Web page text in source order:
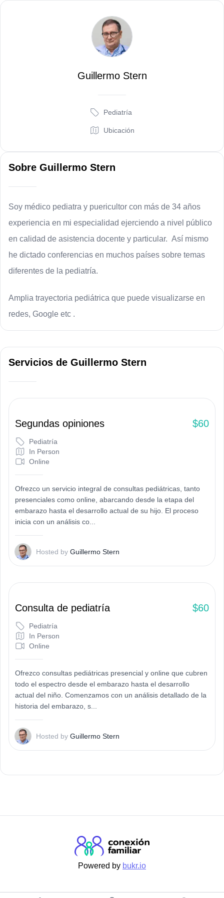
G
Guillermo Stern
Pediatría
Ubicación
Sobre Guillermo Stern
Soy médico pediatra y puericultor con más de 34 años
experiencia en mi especialidad ejerciendo a nivel público
en calidad de asistencia docente y particular. Así mismo
he dictado conferencias en muchos países sobre temas
diferentes de la pediatría.
Amplia trayectoria pediátrica que puede visualizarse en
redes, Google etc .
Servicios de Guillermo Stern
Segundas opiniones $60
Pediatría
In Person
Online
Ofrezco un servicio integral de consultas pediátricas, tanto
presenciales como online, abarcando desde la etapa del
embarazo hasta el desarrollo actual de su hijo. El proceso
inicia con un análisis co...
G Hosted by Guillermo Stern
Consulta de pediatría $60
Pediatría
In Person
Online
Ofrezco consultas pediátricas presencial y online que cubren
todo el espectro desde el embarazo hasta el desarrollo
actual del niño. Comenzamos con un análisis detallado de la
historia del embarazo, s...
G Hosted by Guillermo Stern
Powered by bukr.io